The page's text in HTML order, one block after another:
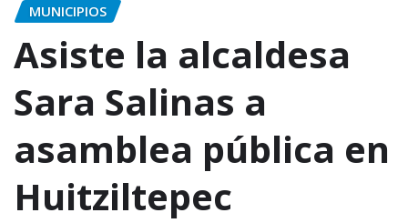
MUNICIPIOS
Asiste la alcaldesa
Sara Salinas a
asamblea pública en
Huitziltepec